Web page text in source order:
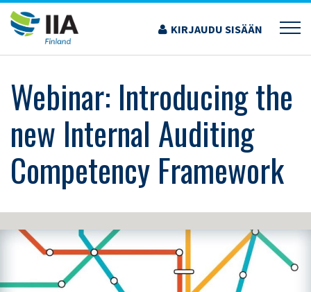
Siirry
sisältöön
KIRJAUDU SISÄÄN
›KOULUTUS JA TAPAHTUMAT
WEBINAR: INTRODUCING THE NEW INTERNAL
AUDITING COMPETENCY FRAMEWORK
Webinar: Introducing the
new Internal Auditing
Competency Framework